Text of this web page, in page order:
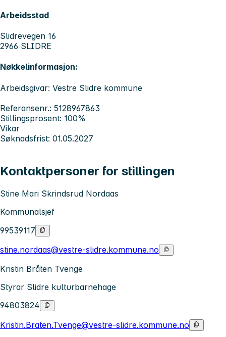
Arbeidsstad
Slidrevegen 16
2966 SLIDRE
Nøkkelinformasjon:
Arbeidsgivar: Vestre Slidre kommune
Referansenr.: 5128967863
Stillingsprosent: 100%
Vikar
Søknadsfrist: 01.05.2027
Kontaktpersoner for stillingen
Stine Mari Skrindsrud Nordaas
Kommunalsjef
99539117
stine.nordaas@vestre-slidre.kommune.no
Kristin Bråten Tvenge
Styrar Slidre kulturbarnehage
94803824
Kristin.Braten.Tvenge@vestre-slidre.kommune.no